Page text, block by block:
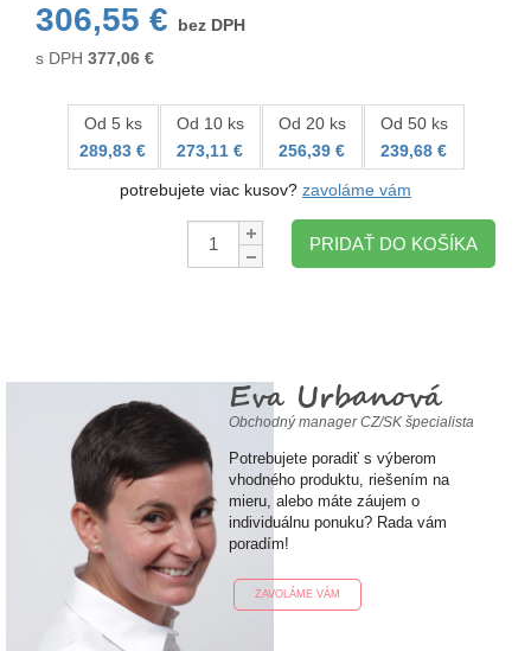
306,55 €
bez DPH
s DPH 377,06 €
Od 5 ks
289,83 €
Od 10 ks
273,11 €
Od 20 ks
256,39 €
Od 50 ks
239,68 €
potrebujete viac kusov? zavoláme vám
Množstvo:
PRIDAŤ DO KOŠÍKA
Eva Urbanová
Obchodný manager CZ/SK špecialista
Potrebujete poradiť s výberom
vhodného produktu, riešením na
mieru, alebo máte záujem o
individuálnu ponuku? Rada vám
poradím!
ZAVOLÁME VÁM